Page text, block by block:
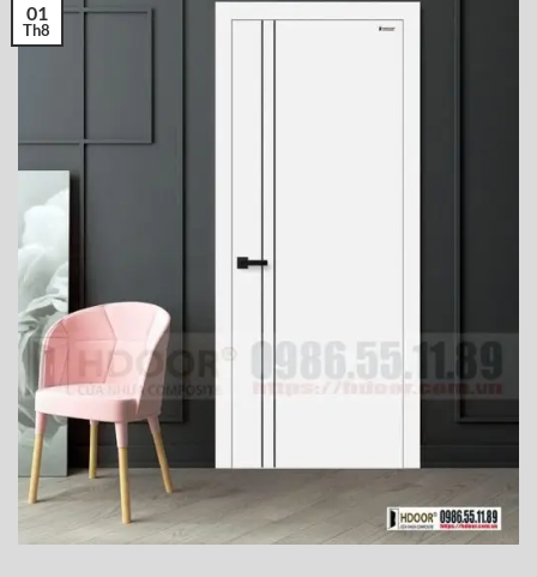
01
Th8